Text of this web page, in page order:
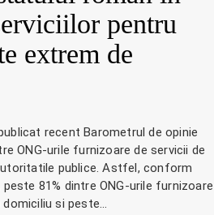
pentru
extrem de
recent Barometrul de opinie
ONG-urile furnizoare de servicii de
publice. Astfel, conform
81% dintre ONG-urile furnizoare
domiciliu si peste…